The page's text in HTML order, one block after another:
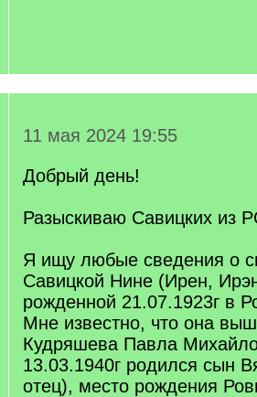
11 мая 2024 19:55
Добрый день!
Разыскиваю Савицких из
Я ищу любые сведения о
Савицкой Нине (Ирен,
рожденной 21.07.1923г в
Мне известно, что она
Кудряшева Павла
13.03.1940г родился сын
отец), место рождения